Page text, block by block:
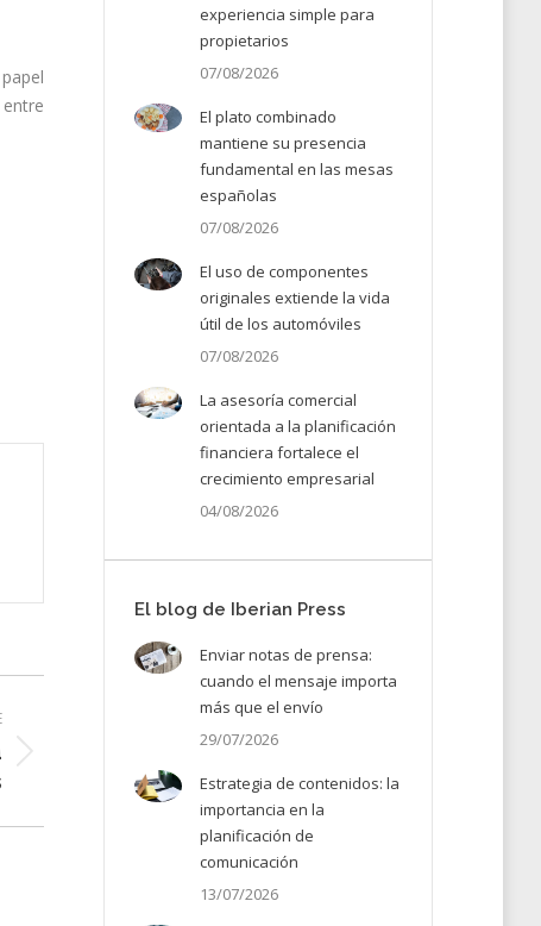
experiencia simple para
propietarios
07/08/2026
El plato combinado
mantiene su presencia
fundamental en las mesas
españolas
07/08/2026
El uso de componentes
originales extiende la vida
útil de los automóviles
07/08/2026
La asesoría comercial
orientada a la planificación
financiera fortalece el
crecimiento empresarial
04/08/2026
El blog de Iberian Press
Enviar notas de prensa:
cuando el mensaje importa
más que el envío
29/07/2026
Estrategia de contenidos: la
importancia en la
planificación de
comunicación
13/07/2026